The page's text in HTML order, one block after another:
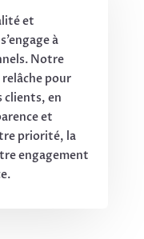
et
à
Notre
pour
clients, en
et
priorité, la
engagement